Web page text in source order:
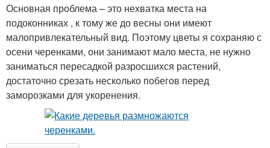
Основная проблема – это нехватка места на
подоконниках , к тому же до весны они имеют
малопривлекательный вид. Поэтому цветы я сохраняю с
осени черенками, они занимают мало места, не нужно
заниматься пересадкой разросшихся растений,
достаточно срезать несколько побегов перед
заморозками для укоренения.